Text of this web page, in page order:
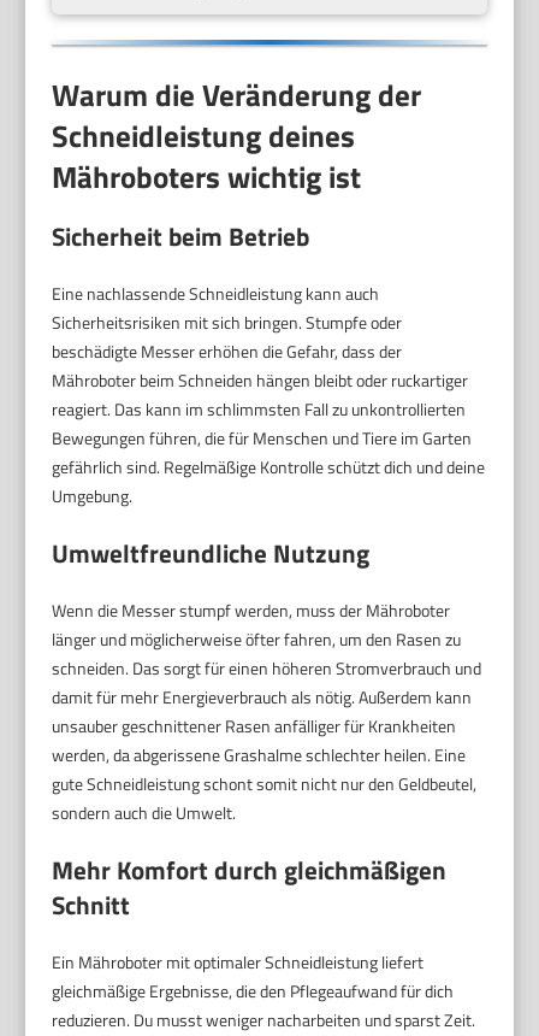
Warum die Veränderung der
Schneidleistung deines
Mähroboters wichtig ist
Sicherheit beim Betrieb
Eine nachlassende Schneidleistung kann auch
Sicherheitsrisiken mit sich bringen. Stumpfe oder
beschädigte Messer erhöhen die Gefahr, dass der
Mähroboter beim Schneiden hängen bleibt oder ruckartiger
reagiert. Das kann im schlimmsten Fall zu unkontrollierten
Bewegungen führen, die für Menschen und Tiere im Garten
gefährlich sind. Regelmäßige Kontrolle schützt dich und deine
Umgebung.
Umweltfreundliche Nutzung
Wenn die Messer stumpf werden, muss der Mähroboter
länger und möglicherweise öfter fahren, um den Rasen zu
schneiden. Das sorgt für einen höheren Stromverbrauch und
damit für mehr Energieverbrauch als nötig. Außerdem kann
unsauber geschnittener Rasen anfälliger für Krankheiten
werden, da abgerissene Grashalme schlechter heilen. Eine
gute Schneidleistung schont somit nicht nur den Geldbeutel,
sondern auch die Umwelt.
Mehr Komfort durch gleichmäßigen
Schnitt
Ein Mähroboter mit optimaler Schneidleistung liefert
gleichmäßige Ergebnisse, die den Pflegeaufwand für dich
reduzieren. Du musst weniger nacharbeiten und sparst Zeit.